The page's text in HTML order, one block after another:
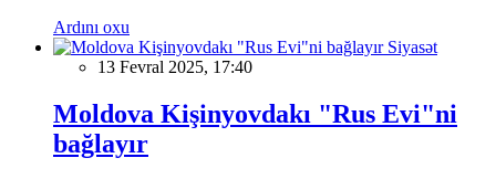
Ardını oxu
Siyasət
13 Fevral 2025, 17:40
Moldova Kişinyovdakı "Rus Evi"ni
bağlayır